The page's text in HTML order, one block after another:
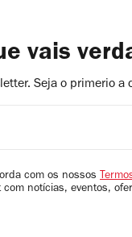
vais
Seja o primerio
com os nossos
com notícias, eventos,